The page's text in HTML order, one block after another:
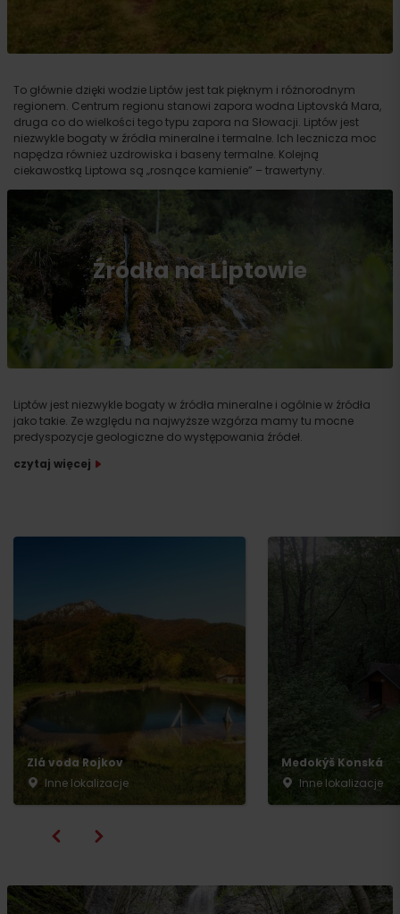
To głównie dzięki wodzie Liptów jest tak pięknym i różnorodnym
regionem. Centrum regionu stanowi zapora wodna Liptovská Mara,
druga co do wielkości tego typu zapora na Słowacji. Liptów jest
niezwykle bogaty w źródła mineralne i termalne. Ich lecznicza moc
napędza również uzdrowiska i baseny termalne. Kolejną
ciekawostką Liptowa są „rosnące kamienie” – trawertyny.
Źródła na Liptowie
Liptów jest niezwykle bogaty w źródła mineralne i ogólnie w źródła
jako takie. Ze względu na najwyższe wzgórza mamy tu mocne
predyspozycje geologiczne do występowania źródeł.
czytaj więcej
Zlá voda Rojkov
Inne lokalizacje
Medokýš Konská
Inne lokalizacje